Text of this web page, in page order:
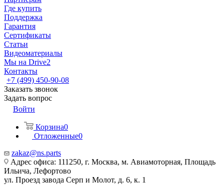
Где купить
Поддержка
Гарантия
Сертификаты
Статьи
Видеоматериалы
Мы на Drive2
Контакты
+7 (499) 450-90-08
Заказать звонок
Задать вопрос
Войти
Корзина0
Отложенные0
zakaz@ns.parts
Адрес офиса: 111250, г. Москва, м. Авиамоторная, Площадь
Ильича, Лефортово
ул. Проезд завода Серп и Молот, д. 6, к. 1